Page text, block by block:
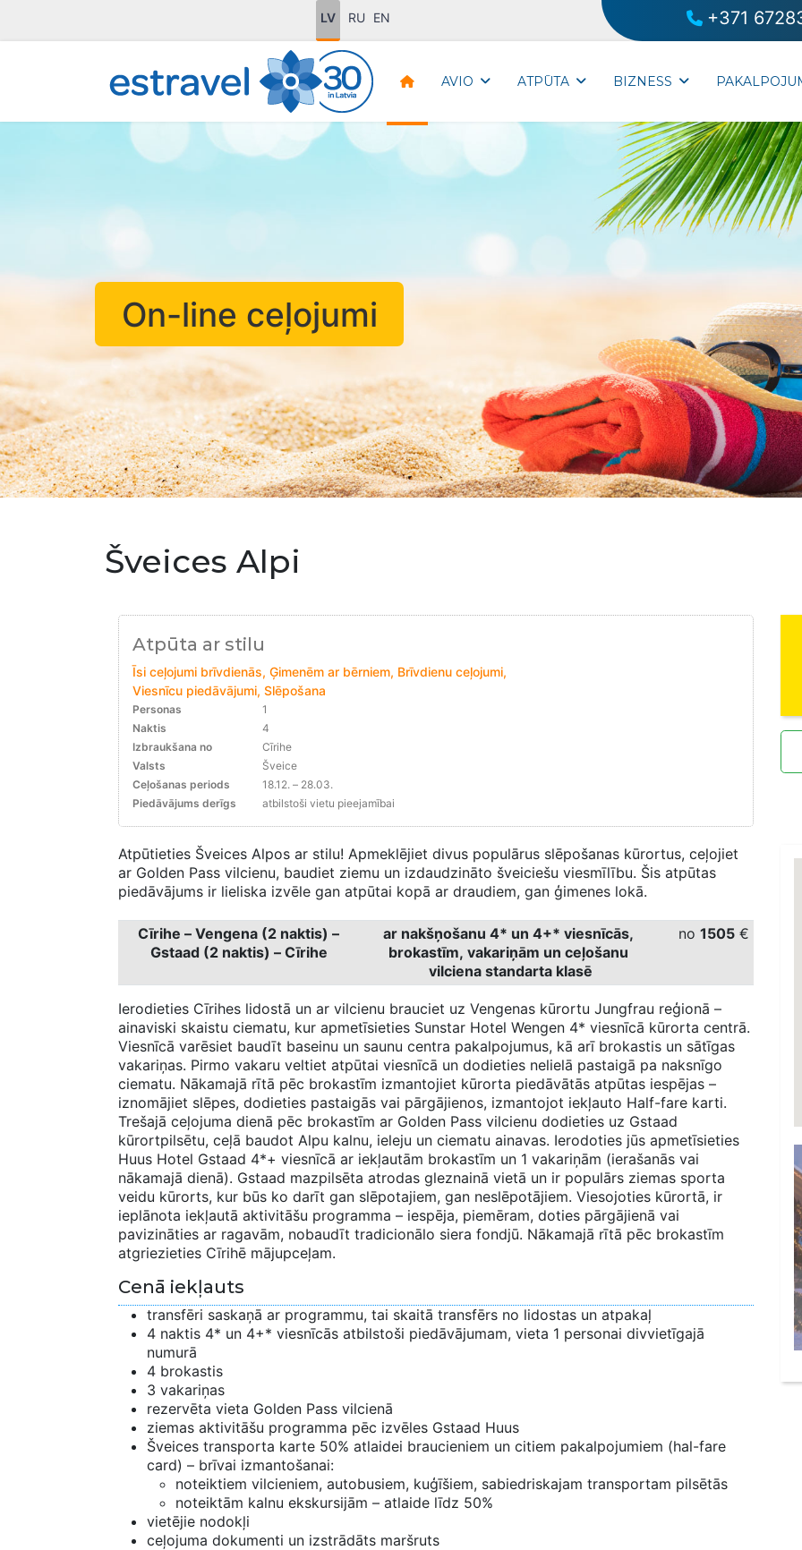
LV RU EN +371
AVIO ATPŪTA BIZNESS
Šveices Alpi
Atpūta ar stilu
Īsi ceļojumi brīvdienās, Ģimenēm ar bērniem, Brīvdienu ceļojumi,
Viesnīcu piedāvājumi, Slēpošana
Personas
1
Naktis
4
Izbraukšana no
Cīrihe
Valsts
Šveice
Ceļošanas periods
18.12. – 28.03.
Piedāvājums derīgs
atbilstoši vietu pieejamībai
Atpūtieties Šveices Alpos ar stilu! Apmeklējiet divus populārus slēpošanas kūrortus, ceļojiet
ar Golden Pass vilcienu, baudiet ziemu un izdaudzināto šveiciešu viesmīlību. Šis atpūtas
piedāvājums ir lieliska izvēle gan atpūtai kopā ar draudiem, gan ģimenes lokā.
Cīrihe – Vengena (2 naktis) –
Gstaad (2 naktis) – Cīrihe
ar nakšņošanu 4* un 4+* viesnīcās,
brokastīm, vakariņām un ceļošanu
vilciena standarta klasē
no1505 €
Ierodieties Cīrihes lidostā un ar vilcienu brauciet uz Vengenas kūrortu Jungfrau reģionā –
ainaviski skaistu ciematu, kur apmetīsieties Sunstar Hotel Wengen 4* viesnīcā kūrorta centrā.
Viesnīcā varēsiet baudīt baseinu un saunu centra pakalpojumus, kā arī brokastis un sātīgas
vakariņas. Pirmo vakaru veltiet atpūtai viesnīcā un dodieties nelielā pastaigā pa naksnīgo
ciematu. Nākamajā rītā pēc brokastīm izmantojiet kūrorta piedāvātās atpūtas iespējas –
iznomājiet slēpes, dodieties pastaigās vai pārgājienos, izmantojot iekļauto Half-fare karti.
Trešajā ceļojuma dienā pēc brokastīm ar Golden Pass vilcienu dodieties uz Gstaad
kūrortpilsētu, ceļā baudot Alpu kalnu, ieleju un ciematu ainavas. Ierodoties jūs apmetīsieties
Huus Hotel Gstaad 4*+ viesnīcā ar iekļautām brokastīm un 1 vakariņām (ierašanās vai
nākamajā dienā). Gstaad mazpilsēta atrodas gleznainā vietā un ir populārs ziemas sporta
veidu kūrorts, kur būs ko darīt gan slēpotajiem, gan neslēpotājiem. Viesojoties kūrortā, ir
ieplānota iekļautā aktivitāšu programma – iespēja, piemēram, doties pārgājienā vai
pavizināties ar ragavām, nobaudīt tradicionālo siera fondjū. Nākamajā rītā pēc brokastīm
atgriezieties Cīrihē mājupceļam.
Cenā iekļauts
transfēri saskaņā ar programmu, tai skaitā transfērs no lidostas un atpakaļ
4 naktis 4* un 4+* viesnīcās atbilstoši piedāvājumam, vieta 1 personai divvietīgajā
numurā
4 brokastis
3 vakariņas
rezervēta vieta Golden Pass vilcienā
ziemas aktivitāšu programma pēc izvēles Gstaad Huus
Šveices transporta karte 50% atlaidei braucieniem un citiem pakalpojumiem (hal-fare
card) – brīvai izmantošanai:
noteiktiem vilcieniem, autobusiem, kuģīšiem, sabiedriskajam transportam pilsētās
noteiktām kalnu ekskursijām – atlaide līdz 50%
vietējie nodokļi
ceļojuma dokumenti un izstrādāts maršruts